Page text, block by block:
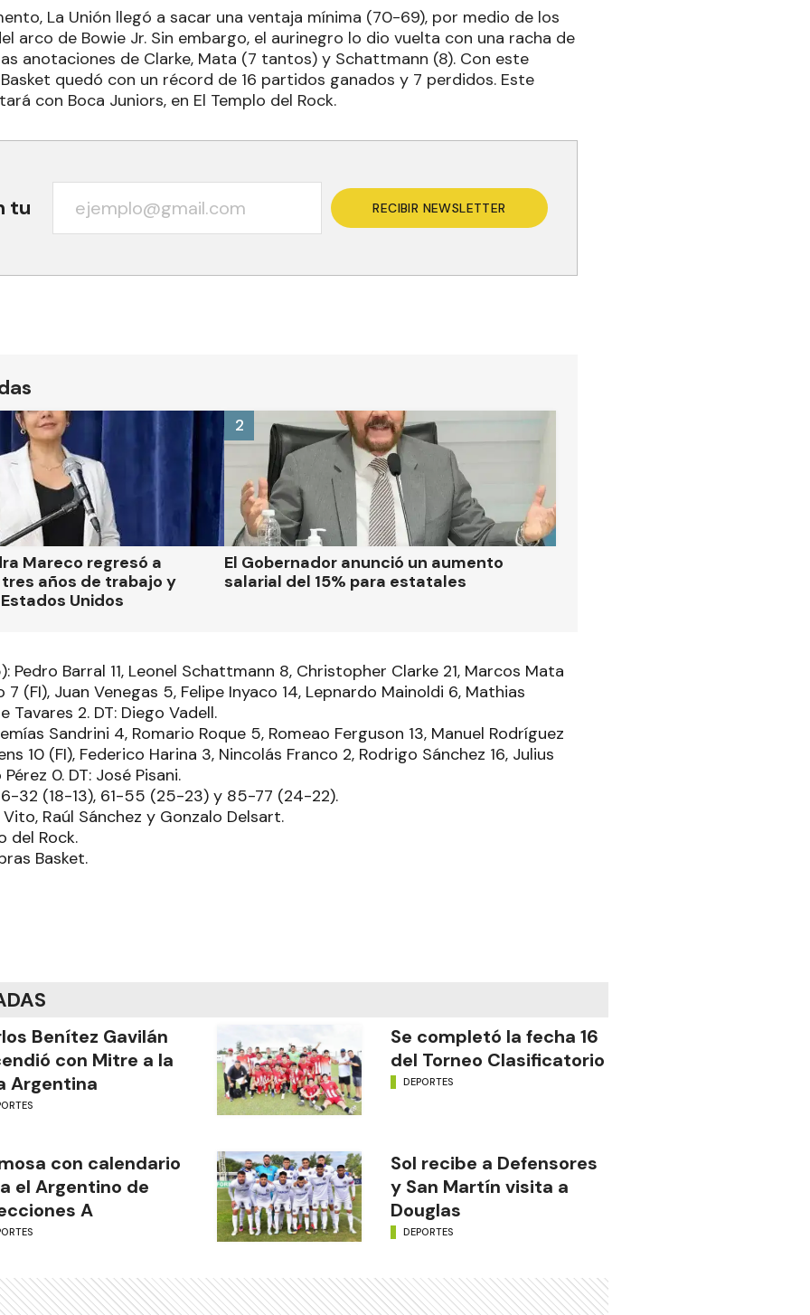
La Unión llegó a sacar una ventaja mínima (70-69), por medio de los
arco de Bowie Jr. Sin embargo, el aurinegro lo dio vuelta con una racha de
anotaciones de Clarke, Mata (7 tantos) y Schattmann (8). Con este
quedó con un récord de 16 partidos ganados y 7 perdidos. Este
con Boca Juniors, en El Templo del Rock.
tu RECIBIR NEWSLETTER
Mareco regresó a
años de trabajo y
Unidos
El Gobernador anunció un aumento
salarial del 15% para estatales
2
Pedro Barral 11, Leonel Schattmann 8, Christopher Clarke 21, Marcos Mata
7 (FI), Juan Venegas 5, Felipe Inyaco 14, Lepnardo Mainoldi 6, Mathias
Tavares 2. DT: Diego Vadell.
Sandrini 4, Romario Roque 5, Romeao Ferguson 13, Manuel Rodríguez
10 (FI), Federico Harina 3, Nincolás Franco 2, Rodrigo Sánchez 16, Julius
0. DT: José Pisani.
32 (18-13), 61-55 (25-23) y 85-77 (24-22).
Raúl Sánchez y Gonzalo Delsart.
del Rock.
Basket.
Benítez Gavilán
con Mitre a la
Argentina
Se completó la fecha 16
del Torneo Clasificatorio
DEPORTES
con calendario
el Argentino de
A
Sol recibe a Defensores
y San Martín visita a
Douglas
DEPORTES